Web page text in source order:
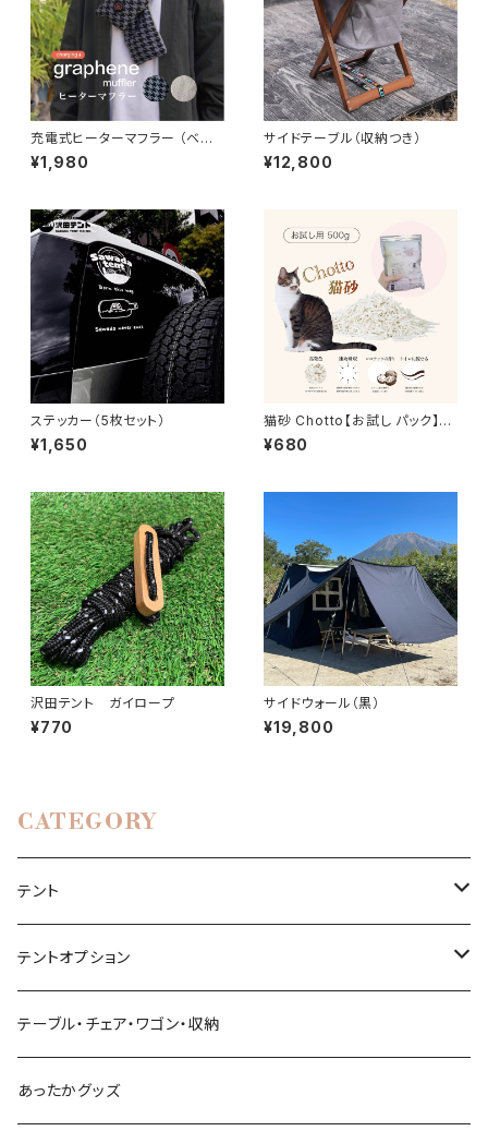
充電式ヒーターマフラー （ベー
ジュ・柄グレー）※本体のみ、バ
ッテリーなし
¥1,980
サイドテーブル（収納つき）
¥12,800
ステッカー（5枚セット）
¥1,650
猫砂 Chotto【お試し パック】植
物系 消臭 固まる 流せる 500g
¥680
沢田テント ガイロープ
¥770
サイドウォール（黒）
¥19,800
CATEGORY
テント
1~3名（S）
4~6名（M）
6~8名（L）
テントオプション
タープ
サイドウォール
グランドシート
テーブル・チェア・ワゴン・収納
あったかグッズ